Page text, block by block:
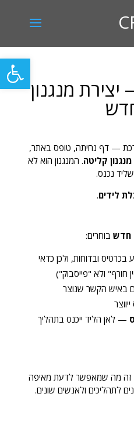
פתח
מנגנון
— דף נחיתה, טופס באתר,
מנגנון קליטה. המנגנון הוא לא
נכנס.
לידים.
חדשבוחרים:
בכרטיס ובדוחות, ולכן כדאי
חורף" ולא "פייסבוק")
באיש הקשר שנוצר
— לאן הליד ייכנס בתהליך
זה מה שמאפשר לדעת מאיפה
לתהליכים ולאנשים שונים.